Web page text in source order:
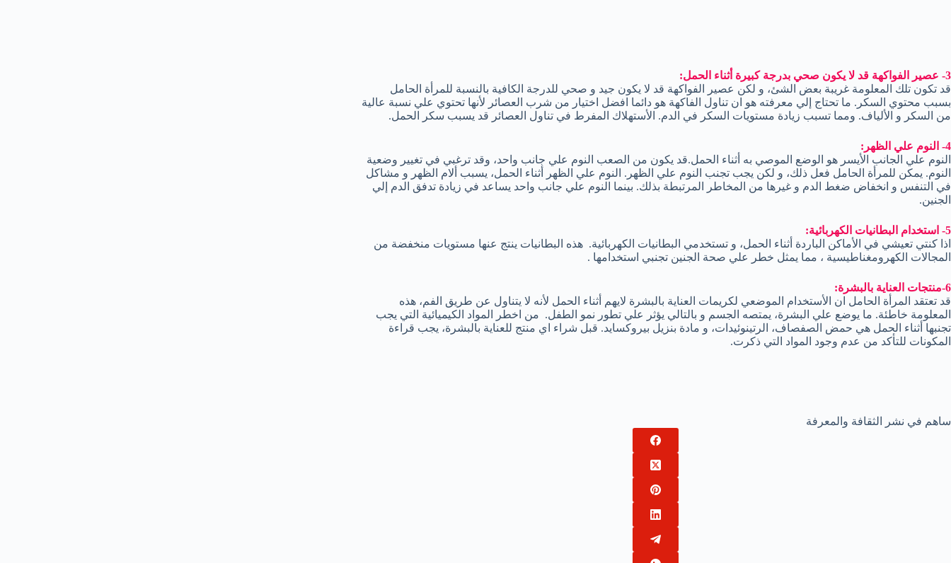
3- عصير الفواكهة قد لا يكون صحي بدرجة كبيرة أثناء الحمل:
قد تكون تلك المعلومة غريبة بعض الشئ، و لكن عصير الفواكهة قد لا يكون جيد و صحي للدرجة الكافية بالنسبة للمرأة الحامل
بسبب محتوي السكر. ما تحتاج إلي معرفته هو ان تناول الفاكهة هو دائما افضل اختيار من شرب العصائر لأنها تحتوي علي نسبة عالية
من السكر و الألياف. ومما تسبب زيادة مستويات السكر في الدم. الأستهلاك المفرط في تناول العصائر قد يسبب سكر الحمل.
4- النوم علي الظهر:
النوم علي الجانب الأيسر هو الوضع الموصي به أثناء الحمل.قد يكون من الصعب النوم علي جانب واحد، وقد ترغبي في تغيير وضعية
النوم. يمكن للمرأة الحامل فعل ذلك، و لكن يجب تجنب النوم علي الظهر. النوم علي الظهر أثناء الحمل، يسبب ألام الظهر و مشاكل
في التنفس و انخفاض ضغط الدم و غيرها من المخاطر المرتبطة بذلك. بينما النوم علي جانب واحد يساعد في زيادة تدفق الدم إلي
الجنين.
5- استخدام البطانيات الكهربائية:
اذا كنتي تعيشي في الأماكن الباردة أثناء الحمل، و تستخدمي البطانيات الكهربائية. هذه البطانيات ينتج عنها مستويات منخفضة من
المجالات الكهرومغناطيسية ، مما يمثل خطر علي صحة الجنين تجنبي استخدامها .
6-منتجات العناية بالبشرة:
قد تعتقد المرأة الحامل ان الأستخدام الموضعي لكريمات العناية بالبشرة لايهم أثناء الحمل لأنه لا يتناول عن طريق الفم، هذه
المعلومة خاطئة. ما يوضع علي البشرة، يمتصه الجسم و بالتالي يؤثر علي تطور نمو الطفل. من اخطر المواد الكيميائية التي يجب
تجنبها أثناء الحمل هي حمض الصفصاف، الرتينوئيدات، و مادة بنزيل بيروكسايد. قبل شراء اي منتج للعناية بالبشرة، يجب قراءة
المكونات للتأكد من عدم وجود المواد التي ذكرت.
ساهم في نشر الثقافة والمعرفة